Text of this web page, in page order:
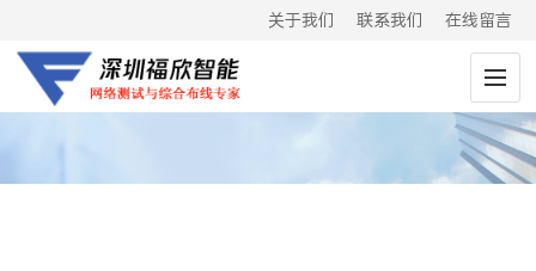
关于我们 联系我们 在线留言